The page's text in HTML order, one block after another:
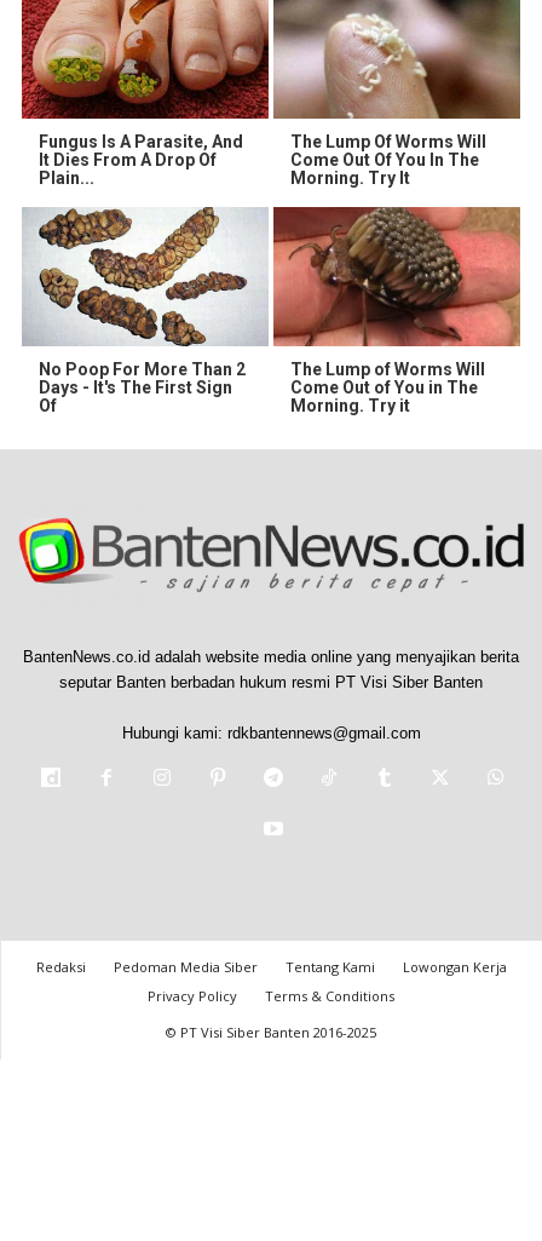
Fungus Is A Parasite, And
It Dies From A Drop Of
Plain...
The Lump Of Worms Will
Come Out Of You In The
Morning. Try It
No Poop For More Than 2
Days - It's The First Sign
Of
The Lump of Worms Will
Come Out of You in The
Morning. Try it
BantenNews.co.id adalah website media online yang menyajikan berita
seputar Banten berbadan hukum resmi PT Visi Siber Banten
Hubungi kami: rdkbantennews@gmail.com
Redaksi Pedoman Media Siber Tentang Kami
Lowongan Kerja
Privacy Policy
Terms & Conditions
© PT Visi Siber Banten 2016-2025